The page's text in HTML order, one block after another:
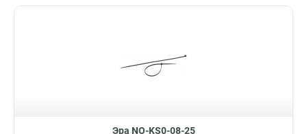
Эра NO-KS0-08-25